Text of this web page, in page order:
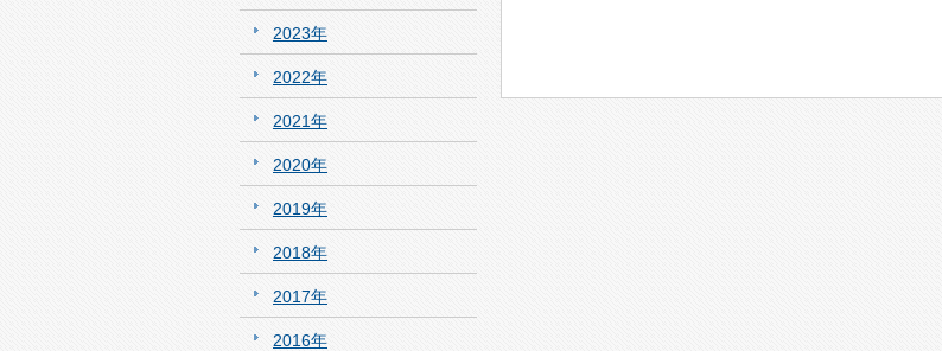
2023年
2022年
2021年
2020年
2019年
2018年
2017年
2016年